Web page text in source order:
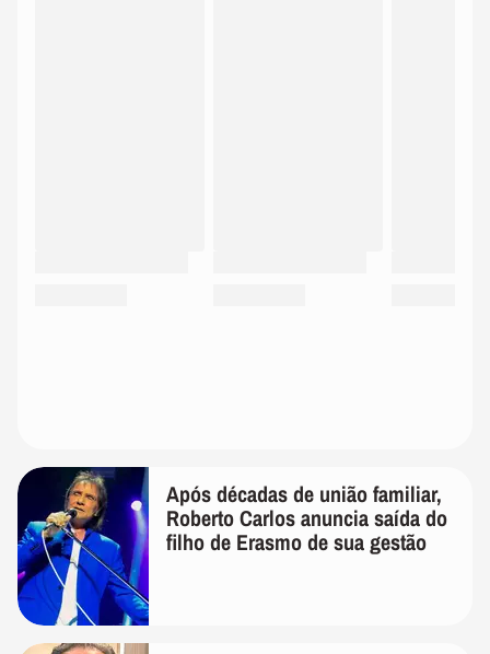
Após décadas de união familiar,
Roberto Carlos anuncia saída do
filho de Erasmo de sua gestão